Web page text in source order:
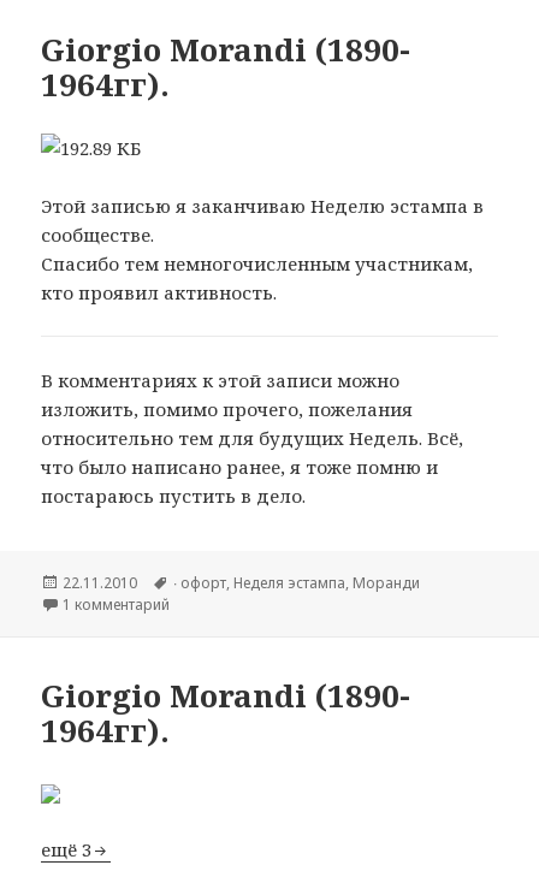
Giorgio Morandi (1890-
1964гг).
Этой записью я заканчиваю Неделю эстампа в
сообществе.
Спасибо тем немногочисленным участникам,
кто проявил активность.
В комментариях к этой записи можно
изложить, помимо прочего, пожелания
относительно тем для будущих Недель. Всё,
что было написано ранее, я тоже помню и
постараюсь пустить в дело.
Опубликовано
22.11.2010 Метки
∙ офорт, Hеделя эстампа, Моранди
1 комментарий
Giorgio Morandi (1890-
1964гг).
ещё 3